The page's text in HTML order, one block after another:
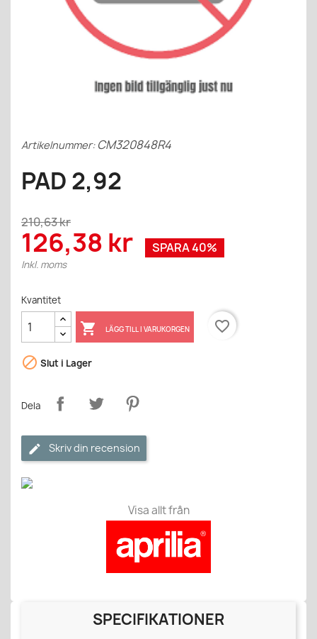
Artikelnummer: CM320848R4
PAD 2,92
210,63 kr
126,38 kr SPARA 40%
Inkl. moms
Kvantitet
 LÄGG TILL I VARUKORGEN favorite_border
 Slut i Lager
Dela
Skriv din recension
Visa allt från
SPECIFIKATIONER